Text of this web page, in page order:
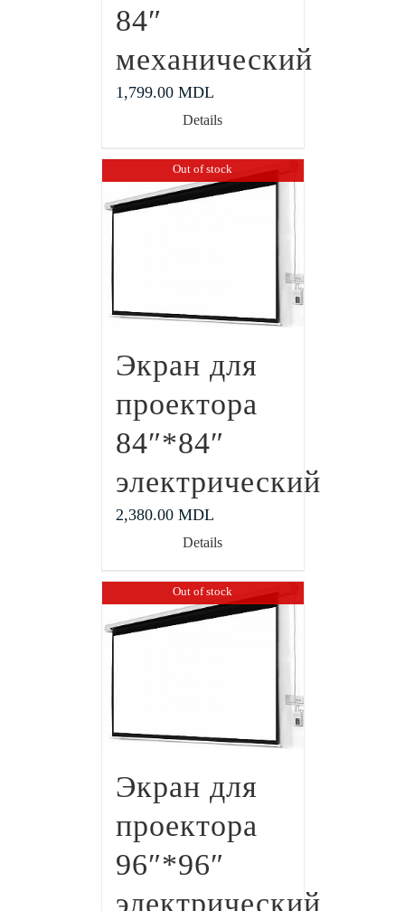
84″
механический
1,799.00 MDL
Details
Out of stock
Экран для
проектора
84″*84″
электрический
2,380.00 MDL
Details
Out of stock
Экран для
проектора
96″*96″
электрический